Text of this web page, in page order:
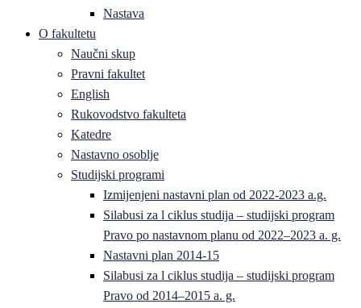
Nastava
O fakultetu
Naučni skup
Pravni fakultet
English
Rukovodstvo fakulteta
Katedre
Nastavno osoblje
Studijski programi
Izmijenjeni nastavni plan od 2022-2023 a.g.
Silabusi za l ciklus studija – studijski program
Pravo po nastavnom planu od 2022–2023 a. g.
Nastavni plan 2014-15
Silabusi za l ciklus studija – studijski program
Pravo od 2014–2015 a. g.